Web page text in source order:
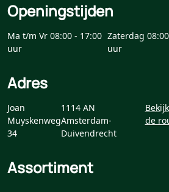
Openingstijden
Ma t/m Vr 08:00 - 17:00
uur
Zaterdag
uur
Adres
Joan
Muyskenweg
34
1114 AN
Amsterdam-
Duivendrecht
Bekijk
de
Assortiment